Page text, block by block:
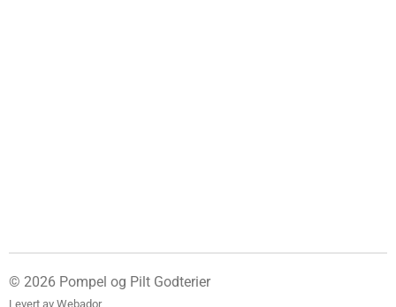
© 2026 Pompel og Pilt Godterier
Levert av Webador